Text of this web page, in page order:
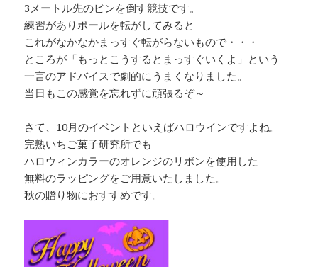
3メートル先のピンを倒す競技です。
練習がありボールを転がしてみると
これがなかなかまっすぐ転がらないもので・・・
ところが「もっとこうするとまっすぐいくよ」という
一言のアドバイスで劇的にうまくなりました。
当日もこの感覚を忘れずに頑張るぞ～
さて、10月のイベントといえばハロウインですよね。
完熟いちご菓子研究所でも
ハロウィンカラーのオレンジのリボンを使用した
無料のラッピングをご用意いたしました。
秋の贈り物におすすめです。